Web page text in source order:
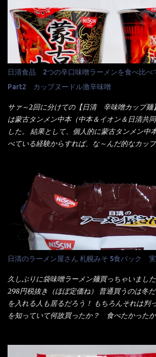
いた）が料理に必ず付いてきたものです。
スでは・・・それは無いね！残念だ～ 今回は
プで、タイ料理をどの様に再現して提供して
だなぁ～ 因みにガパオ＝ホーリーバジルなの
キンが多く豚や牛もあります。 肉は挽肉みた
く、粗挽きの肉になるんです。 それに現地バ
焼きが本来です。 今回はほぼ全熟の目玉焼き
オタイなのと比べれば薄め？ やっぱり調味料
ズ】が必要だナァ～ 笑 私は、ブリッキーヌ
く...
ている訳で何故に敢えて本商品をリリースす
格は、緑のたぬきの実売は108円位で、ごつ盛
でした。 殆ど変わらないじゃないか！？ そこ
メーカーHPから情報を得てみた。 ■原材料
て居ない物質を赤色） ☆緑のたぬき 油揚げ
造)、そば粉、植物油脂、植物性たん白、食塩
かやく(小えびてんぷら、 かまぼこ )、添付調
ょうゆ、魚介エキス、たん白加水分解物、香辛
脂)／加工でん粉、調味料(アミノ酸等)、炭酸
ル色素、リン酸塩(Na)、増粘多糖類、レシチ
ミンE)、クチナシ色素、ベニコウジ色素、香
タミンB1、香辛料抽出物、 カロチン色素 、(
油脂、植物性たん白、食塩、とろろ芋、卵白)
ぷら)、添付調味料(砂糖、食塩、しょうゆ、
水分解物、ねぎ、香辛料、 植物油 、香味油脂
料(アミノ酸等)、炭酸カルシウム、カラメル
(Na)、増粘多糖類、レシチン、酸化防止剤(ビ
色素、香料、ベニコウジ色素、ビタミンB2、
抽出物、(一部にえび・小麦・そば・卵・ さば
いも・ゼラチンを含む) 材料から見れば、緑の
入っている！ あの半円形のヤツね！ それと
さば！？ さばって鯖か？？ サバ読んでな
比較 緑のたぬき ...
日清食品 2つの辛口味噌ラーメンを食べ比べ
Part2 カップヌードル激辛味噌
サァ～2回に分けての【日清 辛味噌カップ
は蒙古タンメン中本（中本＆イオン＆日清共
した。 結果として、個人的に蒙古タンメン中
べている経験からすれば、な～んだ的なカッ
いつきました。 見た目は、炎のシルエットが
る・・・ でもパッケージに惑わされてはい
ヤングの【獄激辛焼きそば】を完食した漢だ
レーもな！ 今回、カップヌードル激辛味噌
さレベルが記載されている。 それはレベル5
位の辛さと云っている訳だ。 昨年モデルも食
も経つと記憶の彼方に・・・いや歳だから記
のではない。 記憶に残るだけのインパクトに
云う事（当時） 開封すると・・・ 小袋なん
ップヌードルは基本蓋開けて、熱湯を注ぐだ
デビュー時からの最大のポイント。 だから
部カップの中でカオス状態。 これ特に縦型
りました～ 熱湯によりカップ内に対流が起こ
日清のラーメン屋さん 札幌みそ 5食パック
久しぶりに袋味噌ラーメン麺買っちゃいまし
298円税抜き（ほぼ定価ね） 普通買うのは冬
を入れる人も居るだろう！ もちろんそれは判
を知っていて何故買ったか？ 食べたかった
てみないといけないじゃん！（知るのが遅い